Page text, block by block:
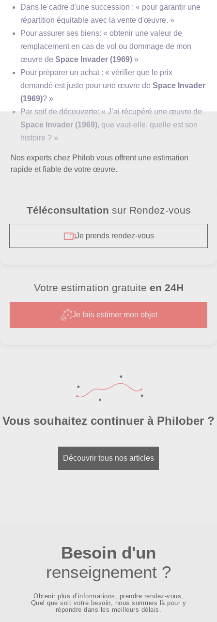
Dans le cadre d'une succession : « pour garantir une
répartition équitable avec la vente d'œuvre. »
Pour assurer ses biens: « obtenir une valeur de
remplacement en cas de vol ou dommage de mon
œuvre deSpace Invader (1969) »
Pour préparer un achat : « vérifier que le prix
demandé est juste pour une œuvre deSpace Invader
(1969)? »
Par soif de découverte: « J’ai récupéré une œuvre de
Space Invader (1969), que vaut-elle, quelle est son
histoire ? »
Nos experts chez Philob vous offrent une estimation
rapide et fiable de votre œuvre.
Téléconsultation sur Rendez-vous
Je prends rendez-vous
Votre estimation gratuite en 24H
Je fais estimer mon objet
Vous souhaitez continuer à Philober ?
Découvrir tous nos articles
Besoin d'un
renseignement ?
Obtenir plus d’informations, prendre rendez-vous,
Quel que soit votre besoin, nous sommes là pour y
répondre dans les meilleurs délais.